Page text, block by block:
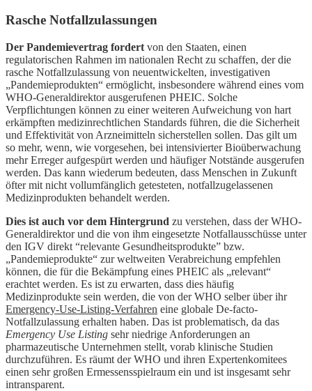
Rasche Notfallzulassungen
Der Pandemievertrag fordert von den Staaten, einen
regulatorischen Rahmen im nationalen Recht zu schaffen, der die
rasche Notfallzulassung von neuentwickelten, investigativen
„Pandemieprodukten“ ermöglicht, insbesondere während eines vom
WHO-Generaldirektor ausgerufenen PHEIC. Solche
Verpflichtungen können zu einer weiteren Aufweichung von hart
erkämpften medizinrechtlichen Standards führen, die die Sicherheit
und Effektivität von Arzneimitteln sicherstellen sollen. Das gilt um
so mehr, wenn, wie vorgesehen, bei intensivierter Bioüberwachung
mehr Erreger aufgespürt werden und häufiger Notstände ausgerufen
werden. Das kann wiederum bedeuten, dass Menschen in Zukunft
öfter mit nicht vollumfänglich getesteten, notfallzugelassenen
Medizinprodukten behandelt werden.
Dies ist auch vor dem Hintergrund zu verstehen, dass der WHO-
Generaldirektor und die von ihm eingesetzte Notfallausschüsse unter
den IGV direkt “relevante Gesundheitsprodukte” bzw.
„Pandemieprodukte“ zur weltweiten Verabreichung empfehlen
können, die für die Bekämpfung eines PHEIC als „relevant“
erachtet werden. Es ist zu erwarten, dass dies häufig
Medizinprodukte sein werden, die von der WHO selber über ihr
Emergency-Use-Listing-Verfahren eine globale De-facto-
Notfallzulassung erhalten haben. Das ist problematisch, da das
Emergency Use Listing sehr niedrige Anforderungen an
pharmazeutische Unternehmen stellt, vorab klinische Studien
durchzuführen. Es räumt der WHO und ihren Expertenkomitees
einen sehr großen Ermessensspielraum ein und ist insgesamt sehr
intransparent.